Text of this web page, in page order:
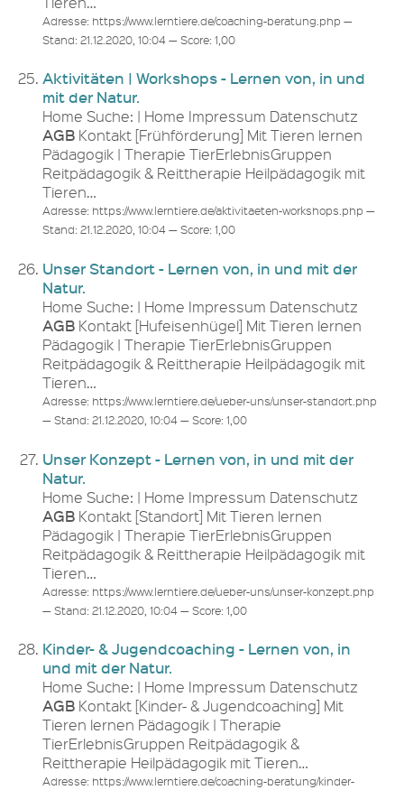
Adresse: https://www.lerntiere.de/coaching-beratung.php —
Stand: 21.12.2020, 10:04 — Score: 1,00
Aktivitäten | Workshops - Lernen von, in und
mit der Natur.
Home Suche: | Home Impressum Datenschutz
AGBKontakt [Frühförderung] Mit Tieren lernen
Pädagogik | Therapie TierErlebnisGruppen
Reitpädagogik & Reittherapie Heilpädagogik mit
Tieren…
Adresse: https://www.lerntiere.de/aktivitaeten-workshops.php —
Stand: 21.12.2020, 10:04 — Score: 1,00
Unser Standort - Lernen von, in und mit der
Natur.
Home Suche: | Home Impressum Datenschutz
AGBKontakt [Hufeisenhügel] Mit Tieren lernen
Pädagogik | Therapie TierErlebnisGruppen
Reitpädagogik & Reittherapie Heilpädagogik mit
Tieren…
Adresse: https://www.lerntiere.de/ueber-uns/unser-standort.php
— Stand: 21.12.2020, 10:04 — Score: 1,00
Unser Konzept - Lernen von, in und mit der
Natur.
Home Suche: | Home Impressum Datenschutz
AGBKontakt [Standort] Mit Tieren lernen
Pädagogik | Therapie TierErlebnisGruppen
Reitpädagogik & Reittherapie Heilpädagogik mit
Tieren…
Adresse: https://www.lerntiere.de/ueber-uns/unser-konzept.php
— Stand: 21.12.2020, 10:04 — Score: 1,00
Kinder- & Jugendcoaching - Lernen von, in
und mit der Natur.
Home Suche: | Home Impressum Datenschutz
AGBKontakt [Kinder- & Jugendcoaching] Mit
Tieren lernen Pädagogik | Therapie
TierErlebnisGruppen Reitpädagogik &
Reittherapie Heilpädagogik mit Tieren…
Adresse: https://www.lerntiere.de/coaching-beratung/kinder-